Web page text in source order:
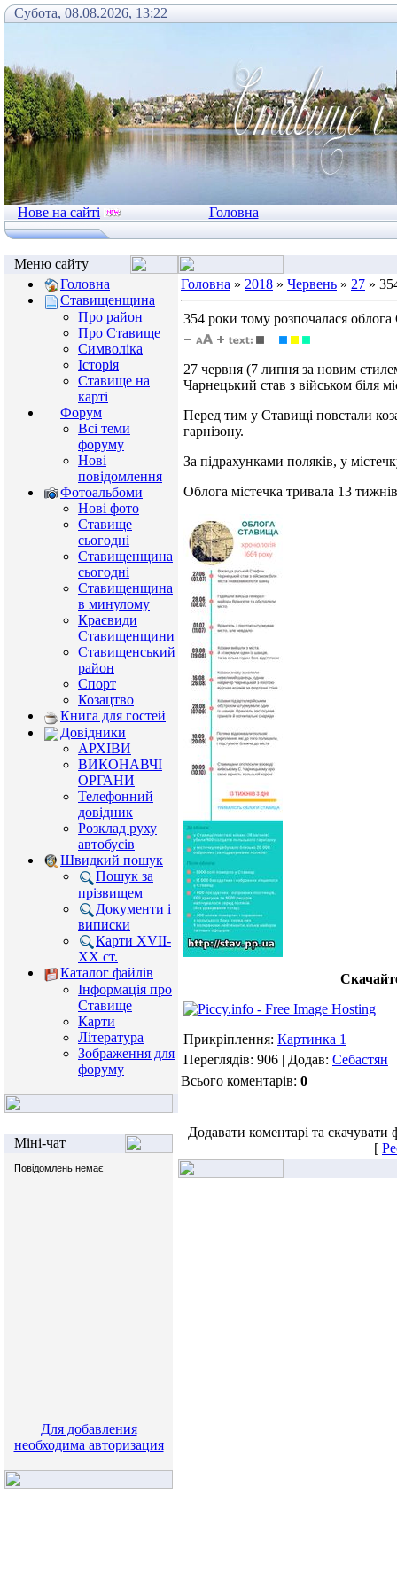
Субота, 08.08.2026, 13:22
Нове на сайті Головна
Меню сайту
Головна
Ставищенщина
Про район
Про Ставище
Символіка
Історія
Ставище на
карті
Форум
Всі теми
форуму
Нові
повідомлення
Фотоальбоми
Нові фото
Ставище
сьогодні
Ставищенщина
сьогодні
Ставищенщина
в минулому
Краєвиди
Ставищенщини
Ставищенський
район
Спорт
Козацтво
Книга для гостей
Довідники
АРХІВИ
ВИКОНАВЧІ
ОРГАНИ
Телефонний
довідник
Розклад руху
автобусів
Швидкий пошук
Пошук за
прізвищем
Документи і
виписки
Карти XVII-
XX ст.
Каталог файлів
Інформація про
Ставище
Карти
Література
Зображення для
форуму
Міні-чат
Для добавления
необходима авторизация
Головна » 2018 » Червень » 27 »
354 роки тому розпочалася
27 червня (7 липня за новим
Чарнецький став з військом біля
Перед тим у Ставищі повстали
гарнізону.
За підрахунками поляків, у
Облога містечка тривала 13
Прикріплення: Картинка 1
Переглядів: 906 | Додав: Себастян
Всього коментарів: 0
Додавати коментарі та
[